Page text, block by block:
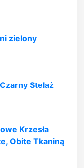
zielony
Stelaż
Krzesła
Obite Tkaniną